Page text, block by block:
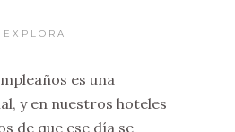
EXPLORA
es una
y en nuestros hoteles
de que ese día se